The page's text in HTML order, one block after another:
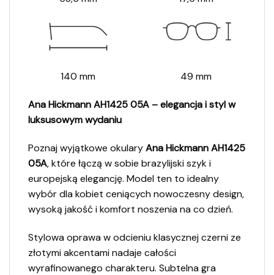
140 mm 49 mm
Ana Hickmann AH1425 05A – elegancja i styl w
luksusowym wydaniu
Poznaj wyjątkowe okularyAna Hickmann AH1425
05A, które łączą w sobie brazylijski szyk i
europejską elegancję. Model ten to idealny
wybór dla kobiet ceniących nowoczesny design,
wysoką jakość i komfort noszenia na co dzień.
Stylowa oprawa w odcieniu klasycznej czerni ze
złotymi akcentami nadaje całości
wyrafinowanego charakteru. Subtelna gra